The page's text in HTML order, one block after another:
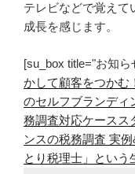
テレビなどで覚えて
成長を感じます。
[su_box title="お知
かして顧客をつか
のセルフブランディ
務調査対応ケースス
ンスの税務調査 実
とり税理士」という